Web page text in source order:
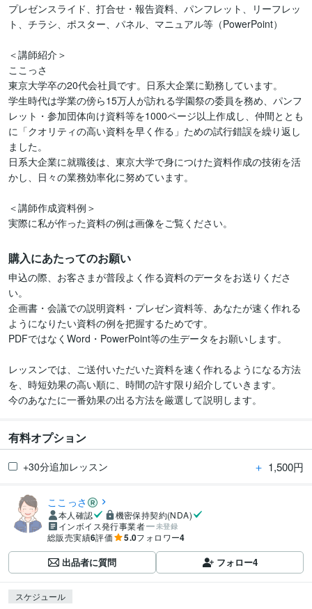
プレゼンスライド、打合せ・報告資料、パンフレット、リーフレッ
ト、チラシ、ポスター、パネル、マニュアル等（PowerPoint）
＜講師紹介＞
ここっさ
東京大学卒の20代会社員です。日系大企業に勤務しています。
学生時代は学業の傍ら15万人が訪れる学園祭の委員を務め、パンフ
レット・参加団体向け資料等を1000ページ以上作成し、仲間ととも
に「クオリティの高い資料を早く作る」ための試行錯誤を繰り返し
ました。
日系大企業に就職後は、東京大学で身につけた資料作成の技術を活
かし、日々の業務効率化に努めています。
＜講師作成資料例＞
実際に私が作った資料の例は画像をご覧ください。
購入にあたってのお願い
申込の際、お客さまが普段よく作る資料のデータをお送りくださ
い。
企画書・会議での説明資料・プレゼン資料等、あなたが速く作れる
ようになりたい資料の例を把握するためです。
PDFではなくWord・PowerPoint等の生データをお願いします。
レッスンでは、ご送付いただいた資料を速く作れるようになる方法
を、時短効果の高い順に、時間の許す限り紹介していきます。
有料オプション
+30分追加レッスン ＋ 1,500円
ここっさ
本人確認
機密保持契約(NDA)
インボイス発行事業者
未登録
総販売実績6評価 5.0フォロワー4
出品者に質問 フォロー4
スケジュール